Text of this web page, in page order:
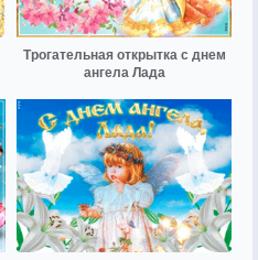
Трогательная открытка с днем
ангела Лада